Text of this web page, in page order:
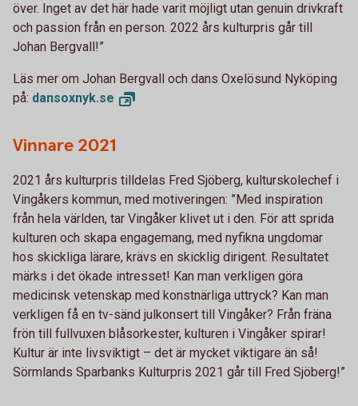
över. Inget av det här hade varit möjligt utan genuin drivkraft
och passion från en person. 2022 års kulturpris går till
Johan Bergvall!”
Läs mer om Johan Bergvall och dans Oxelösund Nyköping
på: dansoxnyk.se
Vinnare 2021
2021 års kulturpris tilldelas Fred Sjöberg, kulturskolechef i
Vingåkers kommun, med motiveringen: ”Med inspiration
från hela världen, tar Vingåker klivet ut i den. För att sprida
kulturen och skapa engagemang, med nyfikna ungdomar
hos skickliga lärare, krävs en skicklig dirigent. Resultatet
märks i det ökade intresset! Kan man verkligen göra
medicinsk vetenskap med konstnärliga uttryck? Kan man
verkligen få en tv-sänd julkonsert till Vingåker? Från fräna
frön till fullvuxen blåsorkester, kulturen i Vingåker spirar!
Kultur är inte livsviktigt – det är mycket viktigare än så!
Sörmlands Sparbanks Kulturpris 2021 går till Fred Sjöberg!”